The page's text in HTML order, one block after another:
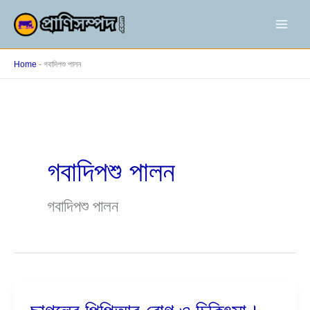
content
Home - গবাদিপশু পালন
গবাদিপশু পালন
গবাদিপশু পালন
ছাগলের